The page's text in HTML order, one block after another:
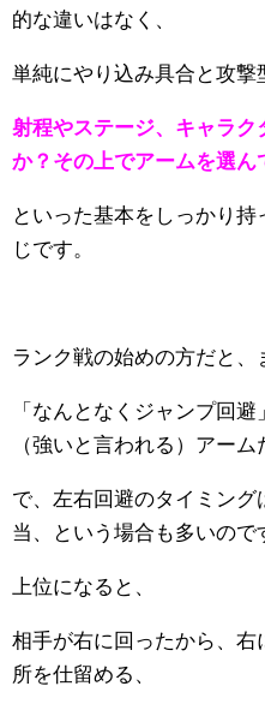
的な違いはなく、
単純にやり込み具合と攻撃
射程やステージ、キャラ
か？その上でアームを選ん
といった基本をしっかり
じです。
ランク戦の始めの方だと、
「なんとなくジャンプ回
（強いと言われる）アーム
で、左右回避のタイミン
当、という場合も多いので
上位になると、
相手が右に回ったから、右
所を仕留める、